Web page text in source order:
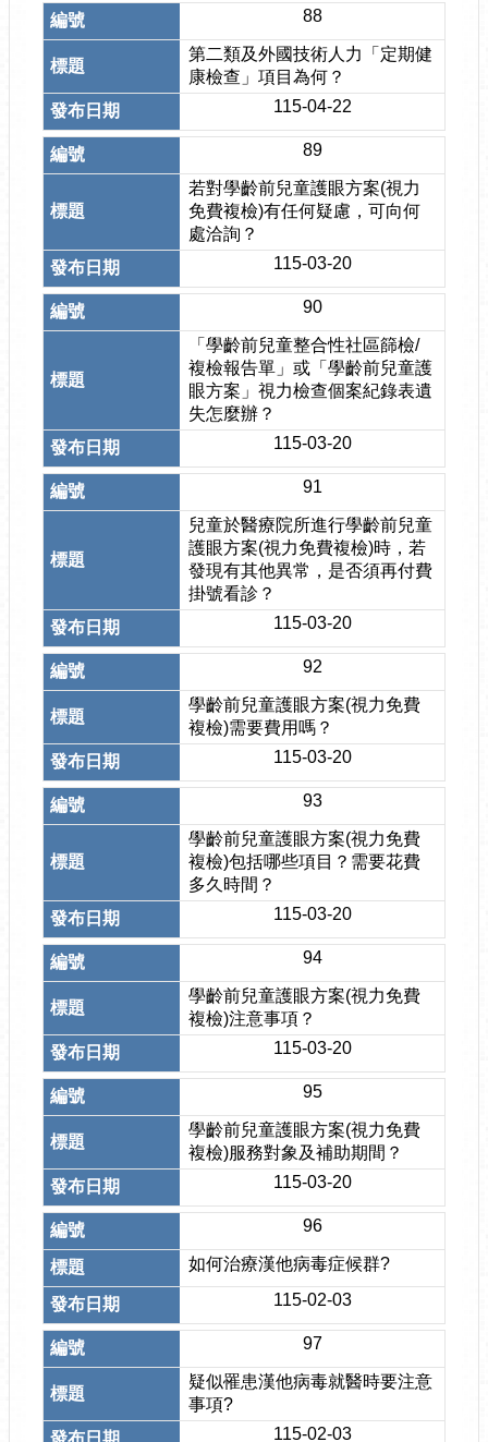
88
第二類及外國技術人力「定期健
康檢查」項目為何？
115-04-22
89
若對學齡前兒童護眼方案(視力
免費複檢)有任何疑慮，可向何
處洽詢？
115-03-20
90
「學齡前兒童整合性社區篩檢/
複檢報告單」或「學齡前兒童護
眼方案」視力檢查個案紀錄表遺
失怎麼辦？
115-03-20
91
兒童於醫療院所進行學齡前兒童
護眼方案(視力免費複檢)時，若
發現有其他異常，是否須再付費
掛號看診？
115-03-20
92
學齡前兒童護眼方案(視力免費
複檢)需要費用嗎？
115-03-20
93
學齡前兒童護眼方案(視力免費
複檢)包括哪些項目？需要花費
多久時間？
115-03-20
94
學齡前兒童護眼方案(視力免費
複檢)注意事項？
115-03-20
95
學齡前兒童護眼方案(視力免費
複檢)服務對象及補助期間？
115-03-20
96
如何治療漢他病毒症候群?
115-02-03
97
疑似罹患漢他病毒就醫時要注意
事項?
115-02-03